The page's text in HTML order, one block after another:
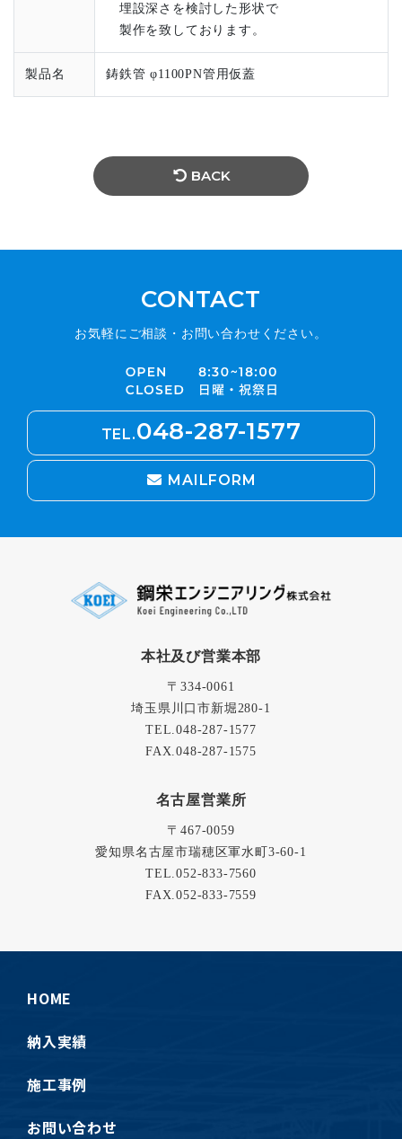
埋設深さを検討した形状で
製作を致しております。
製品名 鋳鉄管 φ1100PN管用仮蓋
BACK
CONTACT
お気軽にご相談・お問い合わせください。
TEL.048-287-1577
MAILFORM
本社及び営業本部
〒334-0061
埼玉県川口市新堀280-1
TEL.048-287-1577
FAX.048-287-1575
名古屋営業所
〒467-0059
愛知県名古屋市瑞穂区軍水町3-60-1
TEL.052-833-7560
FAX.052-833-7559
HOME
納入実績
施工事例
お問い合わせ